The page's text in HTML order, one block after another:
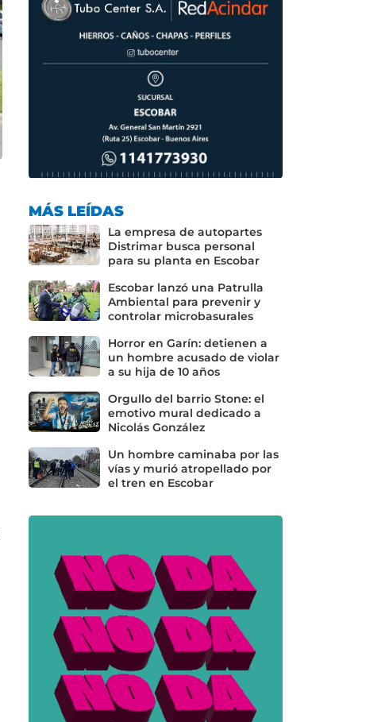
MÁS LEÍDAS
La empresa de autopartes
Distrimar busca personal
para su planta en Escobar
Escobar lanzó una Patrulla
Ambiental para prevenir y
controlar microbasurales
Horror en Garín: detienen a
un hombre acusado de violar
a su hija de 10 años
Orgullo del barrio Stone: el
emotivo mural dedicado a
Nicolás González
Un hombre caminaba por las
vías y murió atropellado por
el tren en Escobar